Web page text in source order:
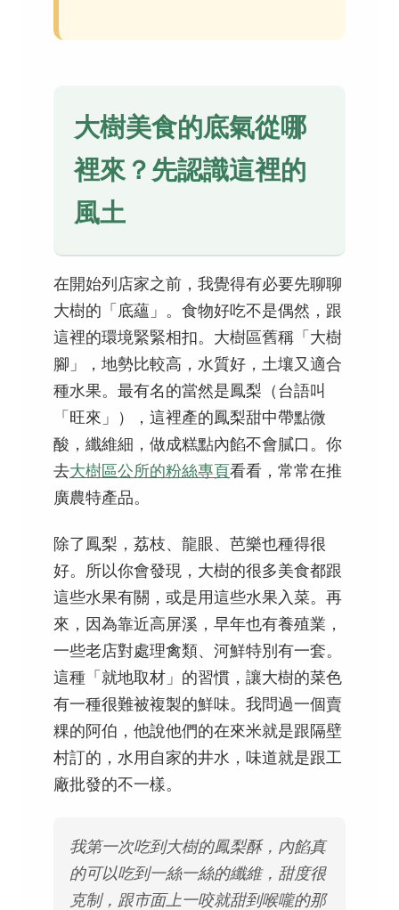
大樹美食的底氣從哪
裡來？先認識這裡的
風土
在開始列店家之前，我覺得有必要先聊聊
大樹的「底蘊」。食物好吃不是偶然，跟
這裡的環境緊緊相扣。大樹區舊稱「大樹
腳」，地勢比較高，水質好，土壤又適合
種水果。最有名的當然是鳳梨（台語叫
「旺來」），這裡產的鳳梨甜中帶點微
酸，纖維細，做成糕點內餡不會膩口。你
去大樹區公所的粉絲專頁看看，常常在推
廣農特產品。
除了鳳梨，荔枝、龍眼、芭樂也種得很
好。所以你會發現，大樹的很多美食都跟
這些水果有關，或是用這些水果入菜。再
來，因為靠近高屏溪，早年也有養殖業，
一些老店對處理禽類、河鮮特別有一套。
這種「就地取材」的習慣，讓大樹的菜色
有一種很難被複製的鮮味。我問過一個賣
粿的阿伯，他說他們的在來米就是跟隔壁
村訂的，水用自家的井水，味道就是跟工
廠批發的不一樣。
我第一次吃到大樹的鳳梨酥，內餡真
的可以吃到一絲一絲的纖維，甜度很
克制，跟市面上一咬就甜到喉嚨的那